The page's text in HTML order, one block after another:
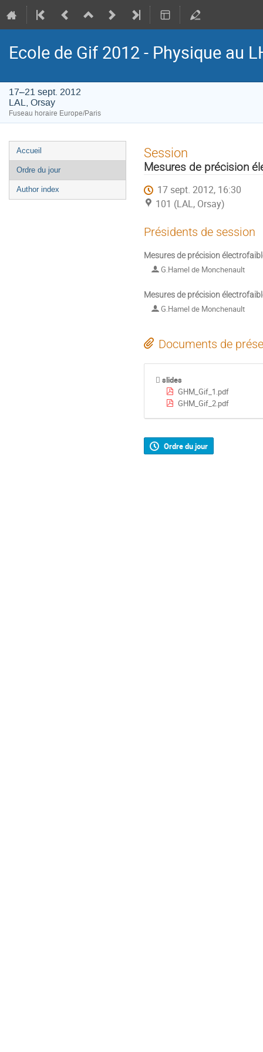
Ecole de Gif 2012 - Physique au
17–21 sept. 2012
LAL, Orsay
Fuseau horaire Europe/Paris
Menu
de
l'événement
Accueil
Ordre du jour
Author index
Session
Mesures de précision
17 sept. 2012, 16:30
101 (LAL, Orsay)
Présidents de session
Mesures de précision
G.Hamel de Monchenault
Mesures de précision
G.Hamel de Monchenault
Documents de
slides
GHM_Gif_1.pdf
GHM_Gif_2.pdf
Ordre du jour